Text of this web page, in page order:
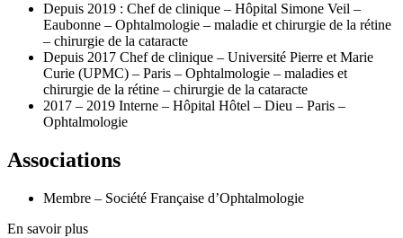
Depuis 2019 : Chef de clinique – Hôpital Simone Veil –
Eaubonne – Ophtalmologie – maladie et chirurgie de la rétine
– chirurgie de la cataracte
Depuis 2017 Chef de clinique – Université Pierre et Marie
Curie (UPMC) – Paris – Ophtalmologie – maladies et
chirurgie de la rétine – chirurgie de la cataracte
2017 – 2019 Interne – Hôpital Hôtel – Dieu – Paris –
Ophtalmologie
Associations
Membre – Société Française d’Ophtalmologie
En savoir plus